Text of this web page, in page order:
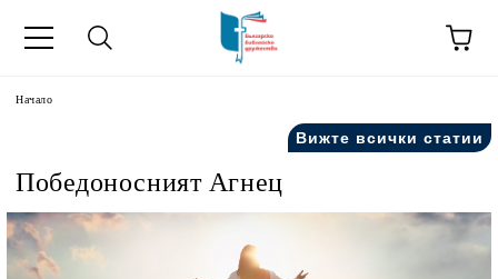
Начало
Вижте всички статии
Победоносният Агнец